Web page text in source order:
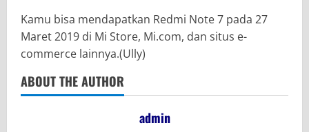
Kamu bisa mendapatkan Redmi Note 7 pada 27
Maret 2019 di Mi Store, Mi.com, dan situs e-
commerce lainnya.(Ully)
ABOUT THE AUTHOR
admin